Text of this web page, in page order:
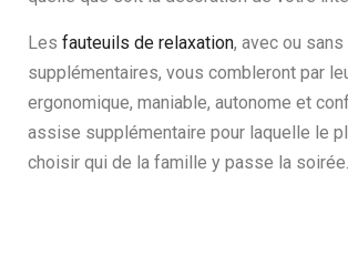
Les fauteuils de relaxation, avec ou
supplémentaires, vous combleront par
ergonomique, maniable, autonome et
assise supplémentaire pour laquelle le
choisir qui de la famille y passe la